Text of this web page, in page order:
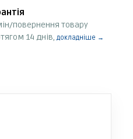
повернення товару
14 днів,докладніше →